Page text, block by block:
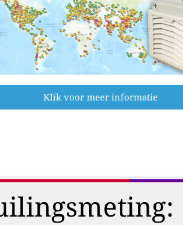
Klik voor meer informatie